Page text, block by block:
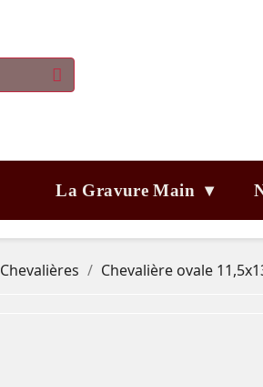
La Gravure Main ▾
Chevalières Chevalière ovale